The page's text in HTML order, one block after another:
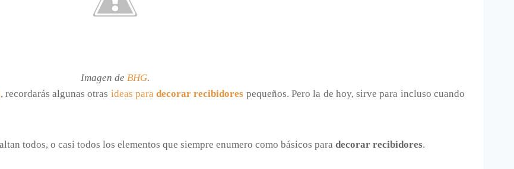
Imagen de BHG.
, recordarás algunas otras ideas paradecorar recibidores pequeños. Pero la de hoy, sirve para incluso cuando
todos, o casi todos los elementos que siempre enumero como básicos para decorar recibidores.